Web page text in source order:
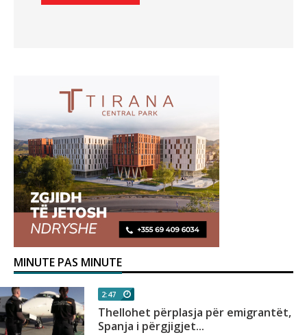
MINUTE PAS MINUTE
2:47
Thellohet përplasja për emigrantët,
Spanja i përgjigjet...